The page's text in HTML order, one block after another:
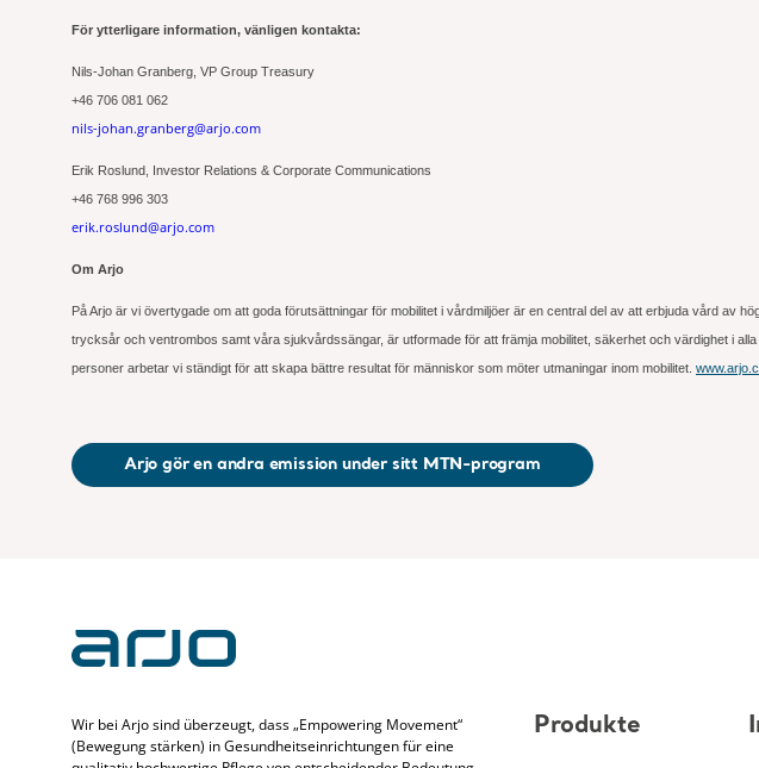
För ytterligare information, vänligen kontakta:
Nils-Johan Granberg, VP Group Treasury
+46 706 081 062
nils-johan.granberg@arjo.com
Erik Roslund, Investor Relations & Corporate Communications
+46 768 996 303
erik.roslund@arjo.com
Om Arjo
På Arjo är vi övertygade om att goda förutsättningar för mobilitet i vårdmiljöer är en central del av att erbjuda vård av
trycksår och ventrombos samt våra sjukvårdssängar, är utformade för att främja mobilitet, säkerhet och värdighet i
personer arbetar vi ständigt för att skapa bättre resultat för människor som möter utmaningar inom mobilitet.
Arjo gör en andra emission under sitt MTN-program
Wir bei Arjo sind überzeugt, dass „Empowering Movement“
(Bewegung stärken) in Gesundheitseinrichtungen für eine
Produkte